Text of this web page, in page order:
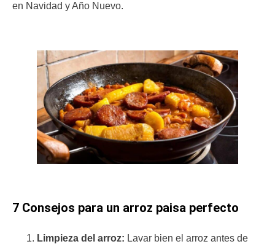
en Navidad y Año Nuevo.
7 Consejos para un arroz paisa perfecto
Limpieza del arroz: Lavar bien el arroz antes de